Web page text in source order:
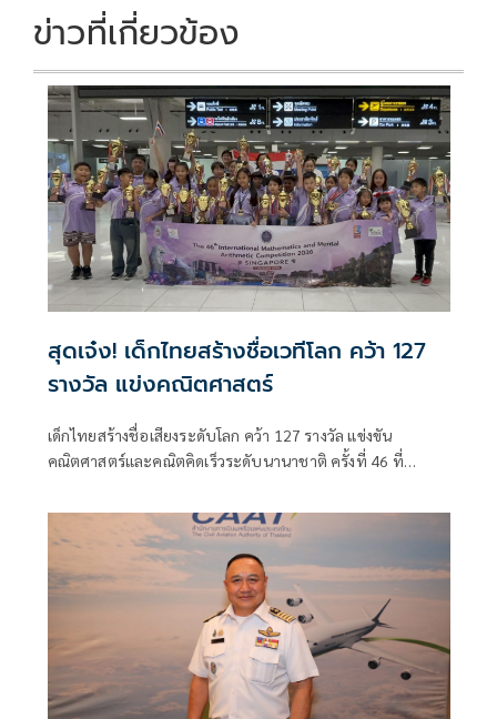
k k
ข่าวที่เกี่ยวข้อง
สุดเจ๋ง! เด็กไทยสร้างชื่อเวทีโลก คว้า 127
รางวัล แข่งคณิตศาสตร์
เด็กไทยสร้างชื่อเสียงระดับโลก คว้า 127 รางวัล แข่งขัน
คณิตศาสตร์และคณิตคิดเร็วระดับนานาชาติ ครั้งที่ 46 ที่